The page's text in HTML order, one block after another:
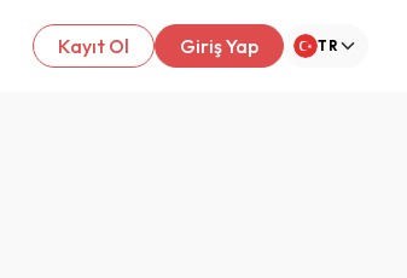
Kayıt Ol Giriş Yap TR